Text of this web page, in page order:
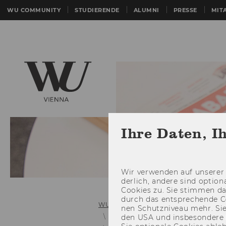
WU COMMUNITY STUDIERENDE ALUMNI PRESSE
WU (Wirtschaftsuniversität Wien)
Links zu älteren
Ihre Daten,
Wir ver­wen­den auf
der­lich, an­de­re sind
Coo­kies zu. Sie stim­men
durch das ent­spre­chen­de
nen Schutz­ni­veau mehr.
den USA und